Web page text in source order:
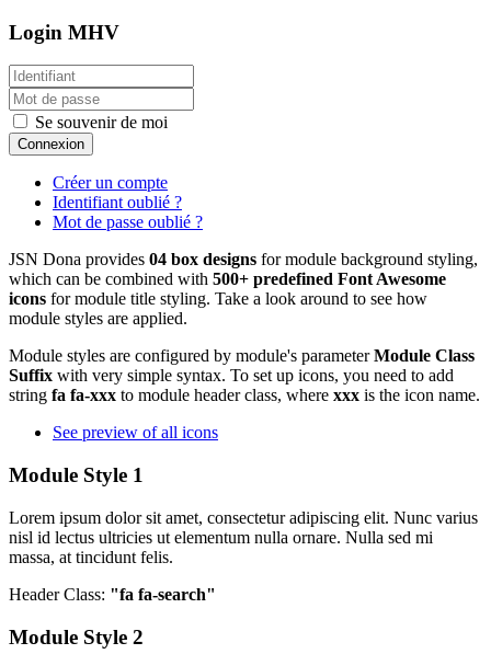
Login MHV
Se souvenir de moi
Connexion
Créer un compte
Identifiant oublié ?
Mot de passe oublié ?
JSN Dona provides 04 box designs for module background styling,
which can be combined with 500+ predefined Font Awesome
icons for module title styling. Take a look around to see how
module styles are applied.
Module styles are configured by module's parameterModule Class
Suffix with very simple syntax. To set up icons, you need to add
string fa fa-xxx to module header class, where xxx is the icon name.
See preview of all icons
Module Style 1
Lorem ipsum dolor sit amet, consectetur adipiscing elit. Nunc varius
nisl id lectus ultricies ut elementum nulla ornare. Nulla sed mi
massa, at tincidunt felis.
Header Class: "fa fa-search"
Module Style 2